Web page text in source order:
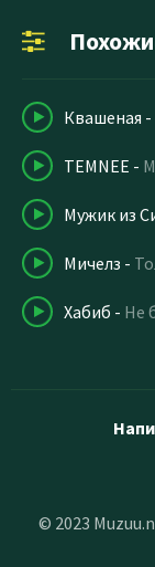
Квашеная -
TEMNEE -
Мужик из
Мичелз -
Хабиб - Не
© 2023